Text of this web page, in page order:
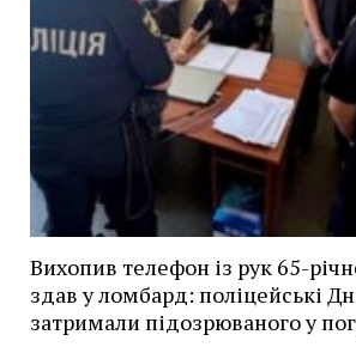
Вихопив телефон із рук 65-
здав у ломбард: поліцейські
затримали підозрюваного у